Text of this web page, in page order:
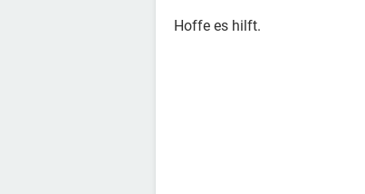
Hoffe es hilft.